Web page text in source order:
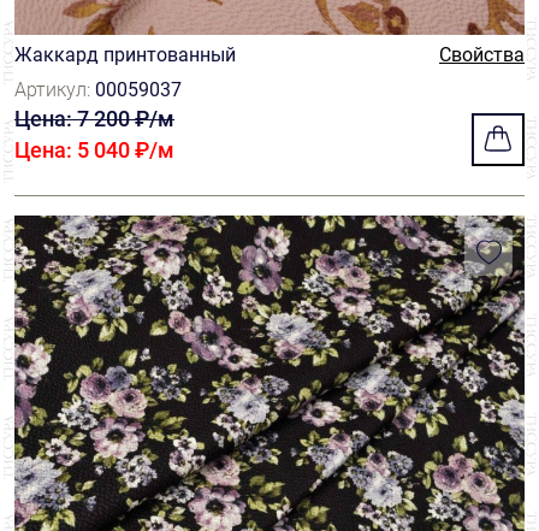
Жаккард принтованный
Свойства
Артикул: 00059037
Цена: 7 200 ₽/м
Цена: 5 040 ₽/м